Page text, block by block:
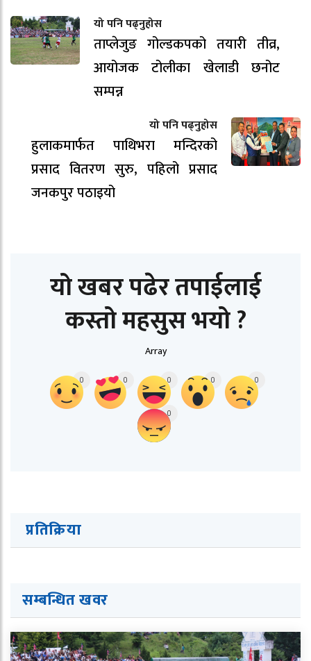
यो पनि पढ्नुहोस
ताप्लेजुङ गोल्डकपको तयारी तीव्र,
आयोजक टोलीका खेलाडी छनोट
सम्पन्न
यो पनि पढ्नुहोस
हुलाकमार्फत पाथिभरा मन्दिरको
प्रसाद वितरण सुरु, पहिलो प्रसाद
जनकपुर पठाइयो
यो खबर पढेर तपाईलाई
कस्तो महसुस भयो ?
Array
0 0 0 0 0
0
प्रतिक्रिया
सम्बन्धित खवर